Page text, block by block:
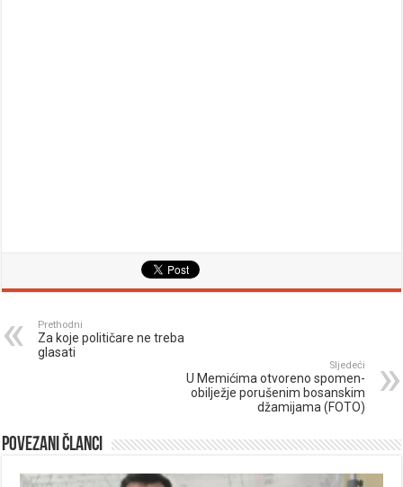
Prethodni
Za koje političare ne treba
glasati
Sljedeći
U Memićima otvoreno spomen-
obilježje porušenim bosanskim
džamijama (FOTO)
Povezani članci